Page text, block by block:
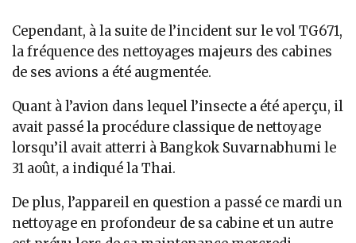
Cependant, à la suite de l’incident sur le vol TG671,
la fréquence des nettoyages majeurs des cabines
de ses avions a été augmentée.
Quant à l’avion dans lequel l’insecte a été aperçu, il
avait passé la procédure classique de nettoyage
lorsqu’il avait atterri à Bangkok Suvarnabhumi le
31 août, a indiqué la Thai.
De plus, l’appareil en question a passé ce mardi un
nettoyage en profondeur de sa cabine et un autre